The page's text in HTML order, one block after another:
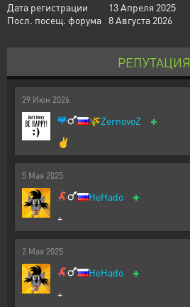
Дата регистрации
13 Апреля 2025
Посл. посещ. форума 8 Августа 2026
РЕПУТАЦИЯ
29 Июн 2026
🌾ZernovoZ +
✌️
5 Мая 2025
HeHado +
+
2 Мая 2025
HeHado +
+